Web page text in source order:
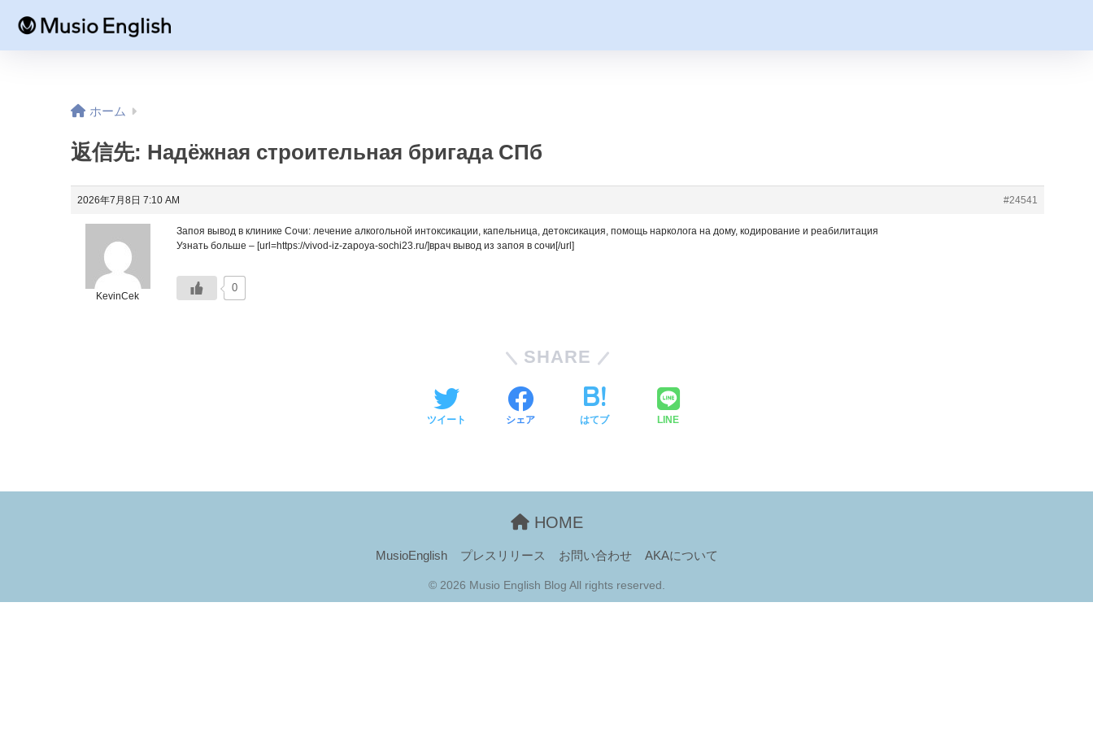
ホーム
返信先: Надёжная строительная бригада СПб
2026年7月8日 7:10 AM #24541
KevinCek
Запоя вывод в клинике Сочи: лечение алкогольной интоксикации, капельница, детоксикация, помощь нарколога на дому, кодирование и реабилитация
Узнать больше – [url=https://vivod-iz-zapoya-sochi23.ru/]врач вывод из запоя в сочи[/url]
0
SHARE
ツイート シェア はてブ LINE
HOME
MusioEnglish プレスリリース お問い合わせ AKAについて
© 2026 Musio English Blog All rights reserved.